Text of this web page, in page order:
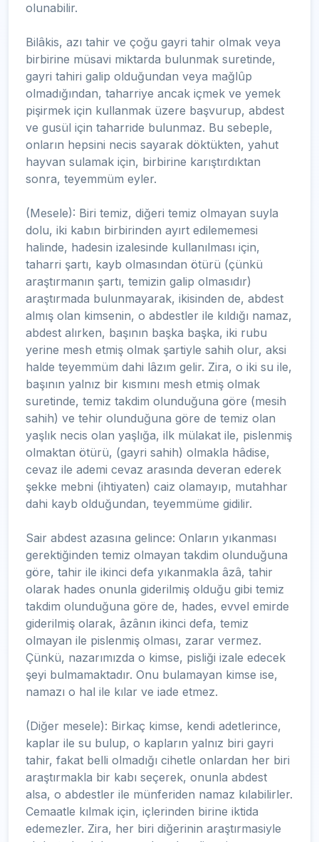
olunabilir.
Bilâkis, azı tahir ve çoğu gayri tahir olmak veya
birbirine müsavi miktarda bulunmak suretinde,
gayri tahiri galip olduğundan veya mağlûp
olmadığından, taharriye ancak içmek ve yemek
pişirmek için kullanmak üzere başvurup, abdest
ve gusül için taharride bulunmaz. Bu sebeple,
onların hepsini necis sayarak döktükten, yahut
hayvan sulamak için, birbirine karıştırdıktan
sonra, teyemmüm eyler.
(Mesele): Biri temiz, diğeri temiz olmayan suyla
dolu, iki kabın birbirinden ayırt edilememesi
halinde, hadesin izalesinde kullanılması için,
taharri şartı, kayb olmasından ötürü (çünkü
araştırmanın şartı, temizin galip olmasıdır)
araştırmada bulunmayarak, ikisinden de, abdest
almış olan kimsenin, o abdestler ile kıldığı namaz,
abdest alırken, başının başka başka, iki rubu
yerine mesh etmiş olmak şartiyle sahih olur, aksi
halde teyemmüm dahi lâzım gelir. Zira, o iki su ile,
başının yalnız bir kısmını mesh etmiş olmak
suretinde, temiz takdim olunduğuna göre (mesih
sahih) ve tehir olunduğuna göre de temiz olan
yaşlık necis olan yaşlığa, ilk mülakat ile, pislenmiş
olmaktan ötürü, (gayri sahih) olmakla hâdise,
cevaz ile ademi cevaz arasında deveran ederek
şekke mebni (ihtiyaten) caiz olamayıp, mutahhar
dahi kayb olduğundan, teyemmüme gidilir.
Sair abdest azasına gelince: Onların yıkanması
gerektiğinden temiz olmayan takdim olunduğuna
göre, tahir ile ikinci defa yıkanmakla âzâ, tahir
olarak hades onunla giderilmiş olduğu gibi temiz
takdim olunduğuna göre de, hades, evvel emirde
giderilmiş olarak, âzânın ikinci defa, temiz
olmayan ile pislenmiş olması, zarar vermez.
Çünkü, nazarımızda o kimse, pisliği izale edecek
şeyi bulmamaktadır. Onu bulamayan kimse ise,
namazı o hal ile kılar ve iade etmez.
(Diğer mesele): Birkaç kimse, kendi adetlerince,
kaplar ile su bulup, o kapların yalnız biri gayri
tahir, fakat belli olmadığı cihetle onlardan her biri
araştırmakla bir kabı seçerek, onunla abdest
alsa, o abdestler ile münferiden namaz kılabilirler.
Cemaatle kılmak için, içlerinden birine iktida
edemezler. Zira, her biri diğerinin araştırmasiyle